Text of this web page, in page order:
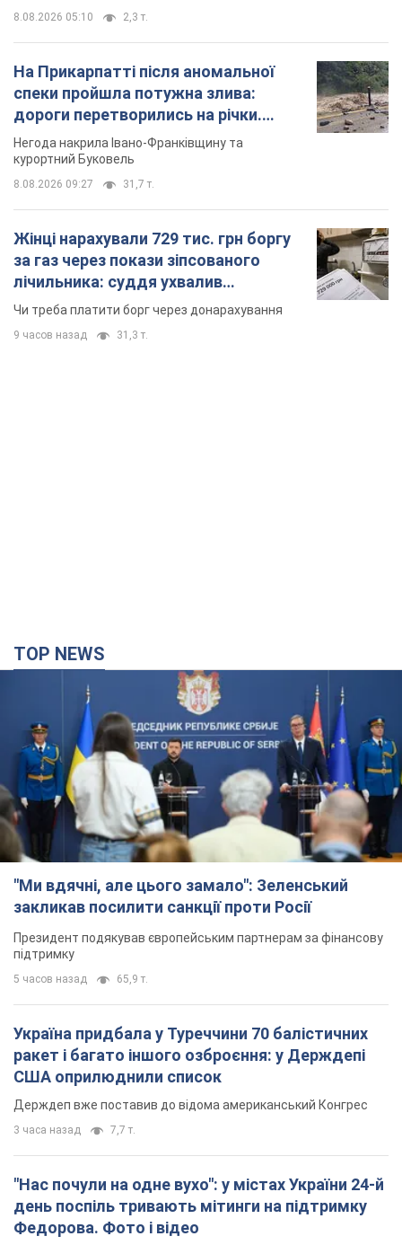
8.08.2026 05:10 2,3 т.
На Прикарпатті після аномальної
спеки пройшла потужна злива:
дороги перетворились на річки.
Відео
Негода накрила Івано-Франківщину та
курортний Буковель
8.08.2026 09:27 31,7 т.
Жінці нарахували 729 тис. грн боргу
за газ через покази зіпсованого
лічильника: суддя ухвалив
неочікуване рішення
Чи треба платити борг через донарахування
9 часов назад 31,3 т.
TOP NEWS
"Ми вдячні, але цього замало": Зеленський
закликав посилити санкції проти Росії
Президент подякував європейським партнерам за фінансову
підтримку
5 часов назад 65,9 т.
Україна придбала у Туреччини 70 балістичних
ракет і багато іншого озброєння: у Держдепі
США оприлюднили список
Держдеп вже поставив до відома американський Конгрес
3 часа назад 7,7 т.
"Нас почули на одне вухо": у містах України 24-й
день поспіль тривають мітинги на підтримку
Федорова. Фото і відео